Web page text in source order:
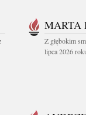
MARTA
Z głębokim
lipca 2026